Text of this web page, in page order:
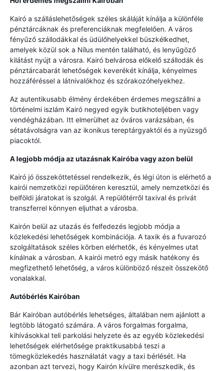
Kairó a szálláslehetőségek széles skáláját kínálja a különféle
pénztárcáknak és preferenciáknak megfelelően. A város
fényűző szállodákkal és üdülőhelyekkel büszkélkedhet,
amelyek közül sok a Nílus mentén található, és lenyűgöző
kilátást nyújt a városra. Kairó belvárosa előkelő szállodák és
pénztárcabarát lehetőségek keverékét kínálja, kényelmes
hozzáféréssel a látnivalókhoz és szórakozóhelyekhez.
Az autentikusabb élmény érdekében érdemes megszállni a
történelmi iszlám Kairó negyed egyik butikhoteljében vagy
vendégházában. Itt elmerülhet az óváros varázsában, és
sétatávolságra van az ikonikus tereptárgyaktól és a nyüzsgő
piacoktól.
A legjobb módja az utazásnak Kairóba vagy azon belül
Kairó jó összeköttetéssel rendelkezik, és légi úton is elérhető a
kairói nemzetközi repülőtéren keresztül, amely nemzetközi és
belföldi járatokat is szolgál. A repülőtérről taxival és privát
transzferrel könnyen eljuthat a városba.
Kairón belül az utazás és felfedezés legjobb módja a
közlekedési lehetőségek kombinációja. A taxik és a fuvarozó
szolgáltatások széles körben elérhetők, és kényelmes utat
kínálnak a városban. A kairói metró egy másik hatékony és
megfizethető lehetőség, a város különböző részeit összekötő
vonalakkal.
Autóbérlés Kairóban
Bár Kairóban autóbérlés lehetséges, általában nem ajánlott a
legtöbb látogató számára. A város forgalmas forgalma,
kihívásokkal teli parkolási helyzete és az egyéb közlekedési
lehetőségek elérhetősége praktikusabbá teszi a
tömegközlekedés használatát vagy a taxi bérlését. Ha
azonban azt tervezi, hogy Kairón kívülre merészkedik, és